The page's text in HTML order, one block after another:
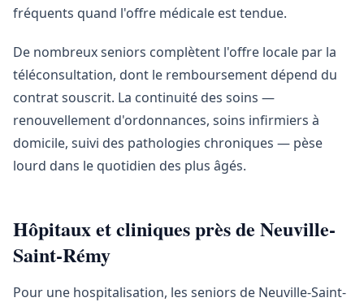
fréquents quand l'offre médicale est tendue.
De nombreux seniors complètent l'offre locale par la
téléconsultation, dont le remboursement dépend du
contrat souscrit. La continuité des soins —
renouvellement d'ordonnances, soins infirmiers à
domicile, suivi des pathologies chroniques — pèse
lourd dans le quotidien des plus âgés.
Hôpitaux et cliniques près de Neuville-
Saint-Rémy
Pour une hospitalisation, les seniors de Neuville-Saint-